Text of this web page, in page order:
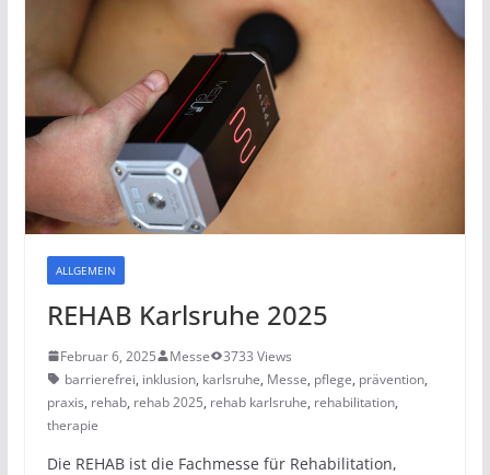
ALLGEMEIN
REHAB Karlsruhe 2025
Februar 6, 2025 Messe
3733 Views
barrierefrei, inklusion, karlsruhe, Messe, pflege, prävention,
praxis, rehab, rehab 2025, rehab karlsruhe, rehabilitation,
therapie
Die REHAB ist die Fachmesse für Rehabilitation,